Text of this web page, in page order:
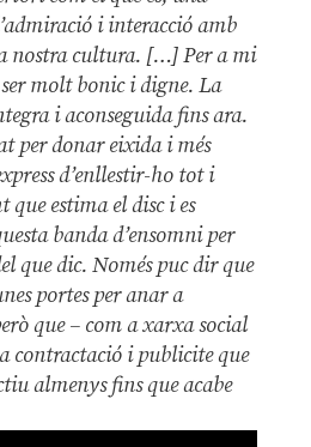
i interacció amb
nostra cultura. […] Per a mi
molt bonic i digne. La
i aconseguida fins ara.
per donar eixida i més
d’enllestir-ho tot i
que estima el disc i es
banda d’ensomni per
que dic. Només puc dir que
portes per anar a
que – com a xarxa social
contractació i publicite que
almenys fins que acabe